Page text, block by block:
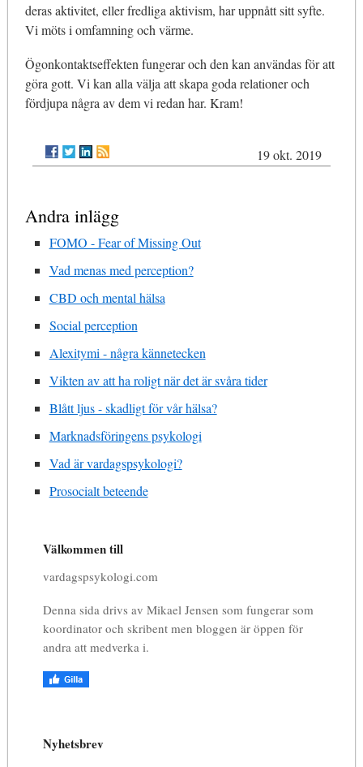
deras aktivitet, eller fredliga aktivism, har uppnått sitt syfte.
Vi möts i omfamning och värme.
Ögonkontaktseffekten fungerar och den kan användas för att
göra gott. Vi kan alla välja att skapa goda relationer och
fördjupa några av dem vi redan har. Kram!
19 okt. 2019
Andra inlägg
FOMO - Fear of Missing Out
Vad menas med perception?
CBD och mental hälsa
Social perception
Alexitymi - några kännetecken
Vikten av att ha roligt när det är svåra tider
Blått ljus - skadligt för vår hälsa?
Marknadsföringens psykologi
Vad är vardagspsykologi?
Prosocialt beteende
Välkommen till
vardagspsykologi.com
Denna sida drivs av Mikael Jensen som fungerar som
koordinator och skribent men bloggen är öppen för
andra att medverka i.
Nyhetsbrev